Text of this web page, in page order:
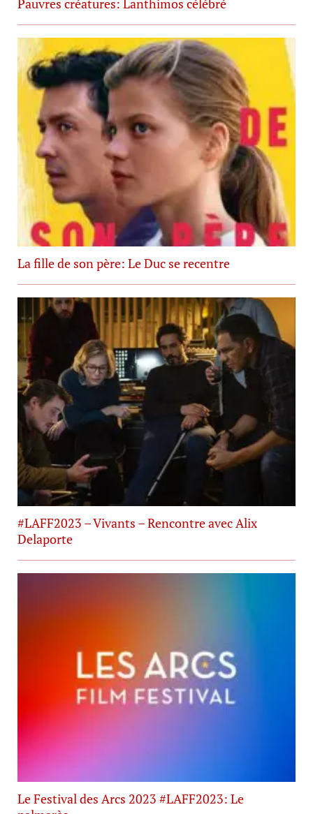
Pauvres créatures: Lanthimos célébré
La fille de son père: Le Duc se recentre
#LAFF2023 – Vivants – Rencontre avec Alix
Delaporte
Le Festival des Arcs 2023 #LAFF2023: Le